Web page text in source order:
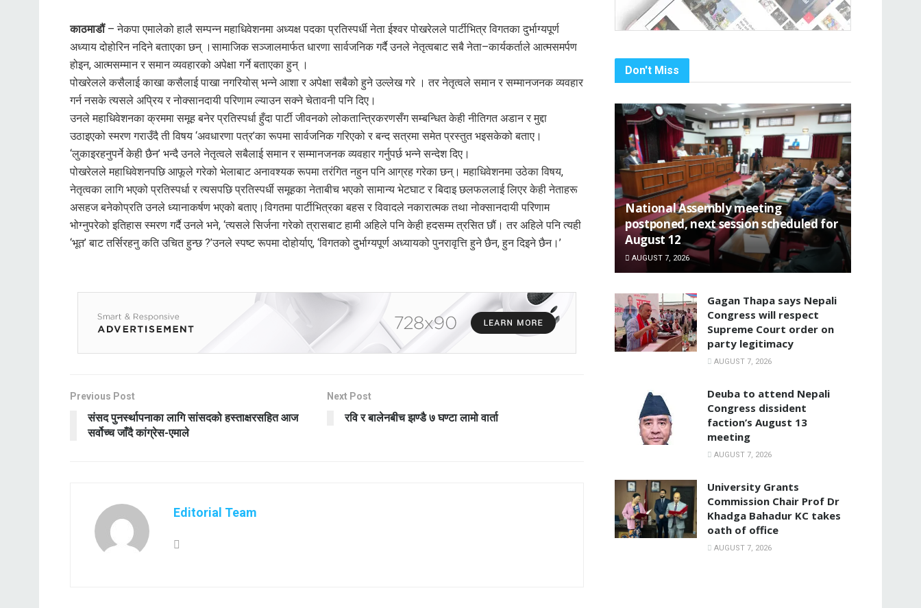
काठमाडौं– नेकपा एमालेको हालै सम्पन्न महाधिवेशनमा अध्यक्ष पदका प्रतिस्पर्धी नेता ईश्वर पोखरेलले पार्टीभित्र विगतका दुर्भाग्यपूर्ण
अध्याय दोहोरिन नदिने बताएका छन् ।सामाजिक सञ्जालमार्फत धारणा सार्वजनिक गर्दै उनले नेतृत्वबाट सबै नेता–कार्यकर्ताले आत्मसमर्पण
होइन, आत्मसम्मान र समान व्यवहारको अपेक्षा गर्ने बताएका हुन् ।
पोखरेलले कसैलाई काखा कसैलाई पाखा नगरियोस् भन्ने आशा र अपेक्षा सबैको हुने उल्लेख गरे । तर नेतृत्वले समान र सम्मानजनक व्यवहार
गर्न नसके त्यसले अप्रिय र नोक्सानदायी परिणाम ल्याउन सक्ने चेतावनी पनि दिए।
उनले महाधिवेशनका क्रममा समूह बनेर प्रतिस्पर्धा हुँदा पार्टी जीवनको लोकतान्त्रिकरणसँग सम्बन्धित केही नीतिगत अडान र मुद्दा
उठाइएको स्मरण गराउँदै ती विषय ‘अवधारणा पत्र’का रूपमा सार्वजनिक गरिएको र बन्द सत्रमा समेत प्रस्तुत भइसकेको बताए।
‘लुकाइरहनुपर्ने केही छैन’ भन्दै उनले नेतृत्वले सबैलाई समान र सम्मानजनक व्यवहार गर्नुपर्छ भन्ने सन्देश दिए।
पोखरेलले महाधिवेशनपछि आफूले गरेको भेलाबाट अनावश्यक रूपमा तरंगित नहुन पनि आग्रह गरेका छन्। महाधिवेशनमा उठेका विषय,
नेतृत्वका लागि भएको प्रतिस्पर्धा र त्यसपछि प्रतिस्पर्धी समूहका नेताबीच भएको सामान्य भेटघाट र बिदाइ छलफललाई लिएर केही नेताहरू
असहज बनेकोप्रति उनले ध्यानाकर्षण भएको बताए।विगतमा पार्टीभित्रका बहस र विवादले नकारात्मक तथा नोक्सानदायी परिणाम
भोग्नुपरेको इतिहास स्मरण गर्दै उनले भने, ‘त्यसले सिर्जना गरेको त्रासबाट हामी अहिले पनि केही हदसम्म त्रसित छौं। तर अहिले पनि त्यही
‘भूत’ बाट तर्सिरहनु कति उचित हुन्छ ?’उनले स्पष्ट रूपमा दोहोर्याए, ‘विगतको दुर्भाग्यपूर्ण अध्यायको पुनरावृत्ति हुने छैन, हुन दिइने छैन।’
Previous Post
संसद पुनर्स्थापनाका लागि सांसदको हस्ताक्षरसहित आज
सर्वोच्च जाँदै कांग्रेस-एमाले
Next Post
रवि र बालेनबीच झण्डै ७ घण्टा लामो वार्ता
Editorial Team
Don't Miss
National Assembly meeting
postponed, next session scheduled for
August 12
AUGUST 7, 2026
Gagan Thapa says Nepali
Congress will respect
Supreme Court order on
party legitimacy
AUGUST 7, 2026
Deuba to attend Nepali
Congress dissident
faction’s August 13
meeting
AUGUST 7, 2026
University Grants
Commission Chair Prof Dr
Khadga Bahadur KC takes
oath of office
AUGUST 7, 2026